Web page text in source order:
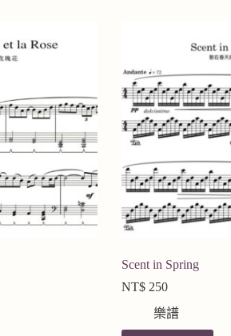
Scent in Spring
NT$ 250
樂譜